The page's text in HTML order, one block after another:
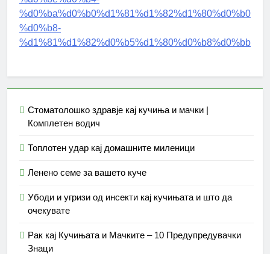
%d0%b8-
Стоматолошко здравје кај кучиња и мачки |
Комплетен водич
Топлотен удар кај домашните миленици
Ленено семе за вашето куче
Убоди и угризи од инсекти кај кучињата и што да
очекувате
Рак кај Кучињата и Мачките – 10 Предупредувачки
Знаци